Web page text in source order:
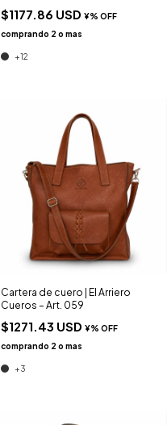
$1177.86 USD
+12
Cartera de cuero | El Arriero
Cueros – Art. 059
$1271.43 USD
+3